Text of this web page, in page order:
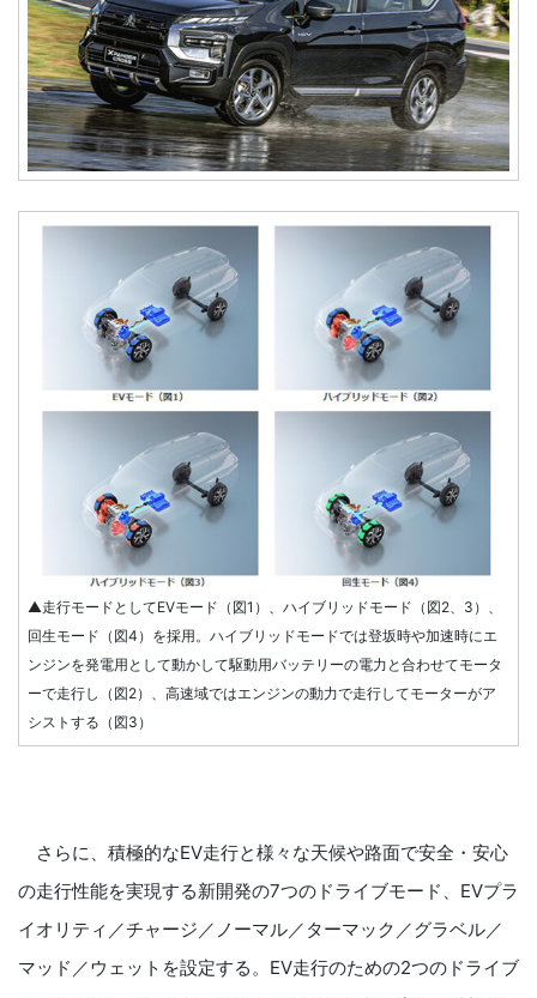
▲走行モードとしてEVモード（図1）、ハイブリッドモード（図2、3）、
回生モード（図4）を採用。ハイブリッドモードでは登坂時や加速時にエ
ンジンを発電用として動かして駆動用バッテリーの電力と合わせてモータ
ーで走行し（図2）、高速域ではエンジンの動力で走行してモーターがア
シストする（図3）
さらに、積極的なEV走行と様々な天候や路面で安全・安心
の走行性能を実現する新開発の7つのドライブモード、EVプラ
イオリティ／チャージ／ノーマル／ターマック／グラベル／
マッド／ウェットを設定する。EV走行のための2つのドライブ